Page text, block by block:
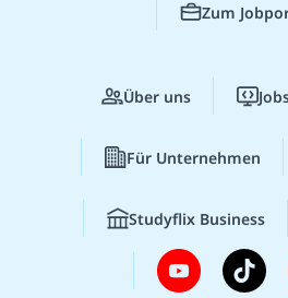
Zum
Über uns
Für Unternehmen
Studyflix Business